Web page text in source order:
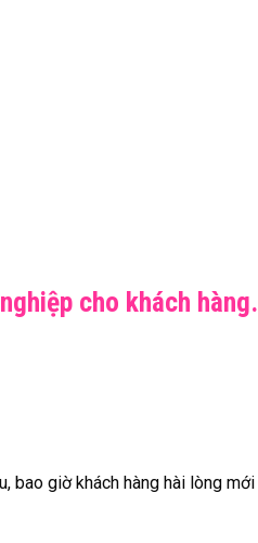
cho khách hàng.
bao giờ khách hàng hài lòng mới